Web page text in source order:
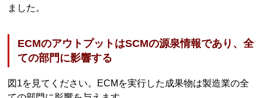
ました。
ECMのアウトプットはSCMの源泉情報であり、全
ての部門に影響する
図1を見てください。ECMを実行した成果物は製造業の全